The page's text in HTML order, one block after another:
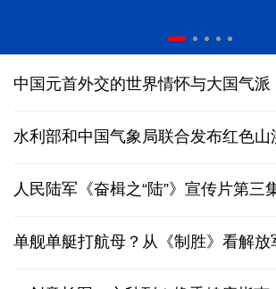
中国元首外交的世界情怀与大国气派
水利部和中国气象局联合发布红色
人民陆军《奋楫之“陆”》宣传片第三
单舰单艇打航母？从《制胜》看解放